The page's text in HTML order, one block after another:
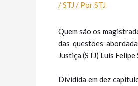
/STJ / PorSTJ
​Quem são os
das questões
Justiça (STJ) Luis
Dividida em dez